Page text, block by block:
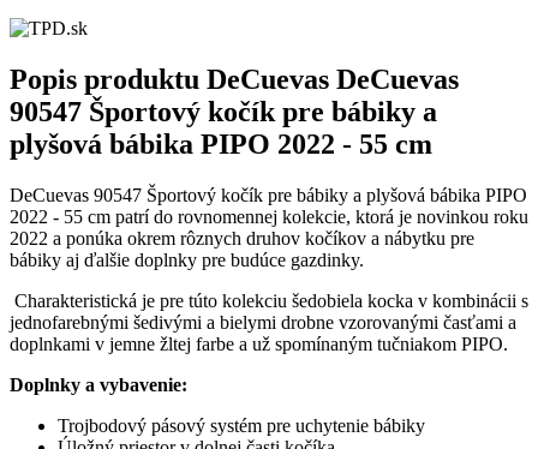
Popis produktu DeCuevas DeCuevas
90547 Športový kočík pre bábiky a
plyšová bábika PIPO 2022 - 55 cm
DeCuevas 90547 Športový kočík pre bábiky a plyšová bábika PIPO
2022 - 55 cm patrí do rovnomennej kolekcie, ktorá je novinkou roku
2022 a ponúka okrem rôznych druhov kočíkov a nábytku pre
bábiky aj ďalšie doplnky pre budúce gazdinky.
Charakteristická je pre túto kolekciu šedobiela kocka v kombinácii s
jednofarebnými šedivými a bielymi drobne vzorovanými časťami a
doplnkami v jemne žltej farbe a už spomínaným tučniakom PIPO.
Doplnky a vybavenie:
Trojbodový pásový systém pre uchytenie bábiky